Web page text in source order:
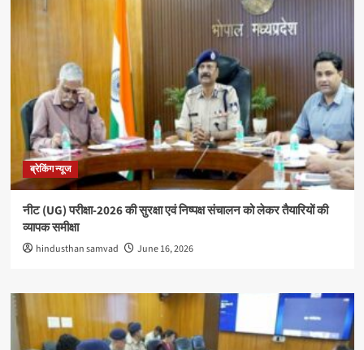
ब्रेकिंग न्यूज
नीट (UG) परीक्षा-2026 की सुरक्षा एवं निष्पक्ष संचालन को लेकर तैयारियों की
व्यापक समीक्षा
hindusthan samvad June 16, 2026